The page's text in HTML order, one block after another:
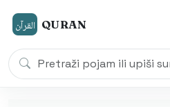
القرآن QURAN